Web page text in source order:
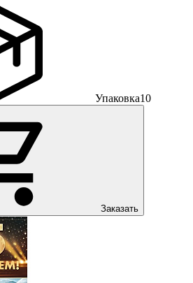
Упаковка10
Заказать